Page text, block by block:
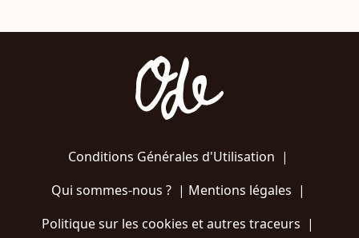
Conditions Générales d'Utilisation |
Qui sommes-nous ?| Mentions légales |
Politique sur les cookies et autres traceurs |